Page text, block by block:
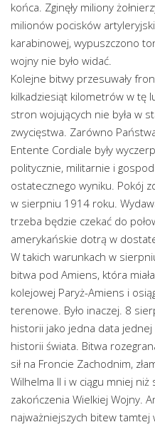
końca. Zginęły miliony
milionów pocisków
karabinowej, wypuszczono
wojny nie było widać.
Kolejne bitwy przesuwały
kilkadziesiąt kilometrów w tę
stron wojujących nie była w
zwycięstwa. Zarówno
Entente Cordiale były
politycznie, militarnie i
ostatecznego wyniku. Pokój
w sierpniu 1914 roku.
trzeba będzie czekać do
amerykańskie dotrą w
W takich warunkach w
bitwa pod Amiens, która
kolejowej Paryż-Amiens i
terenowe. Było inaczej. 8
historii jako jedna data
historii świata. Bitwa
sił na Froncie Zachodnim,
Wilhelma II i w ciągu mniej
zakończenia Wielkiej Wojny.
najważniejszych bitew tamtej